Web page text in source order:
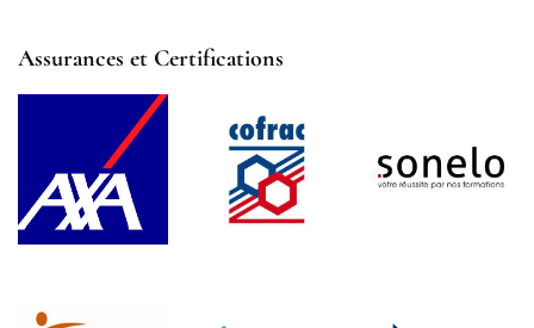
Assurances et Certifications